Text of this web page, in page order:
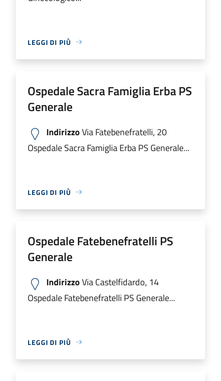
LEGGI DI PIÙ
Ospedale Sacra Famiglia Erba PS
Generale
IndirizzoVia Fatebenefratelli, 20
Ospedale Sacra Famiglia Erba PS Generale...
LEGGI DI PIÙ
Ospedale Fatebenefratelli PS
Generale
IndirizzoVia Castelfidardo, 14
Ospedale Fatebenefratelli PS Generale...
LEGGI DI PIÙ